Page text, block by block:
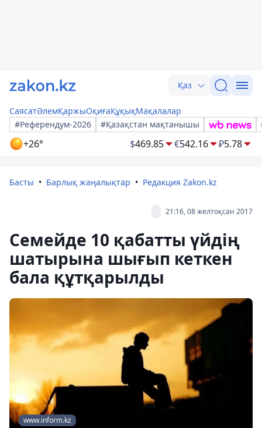
Қаз
СаясатӘлемҚаржыОқиғаҚұқықМақалалар
#Референдум-2026
#Қазақстан мақтанышы
+26° $469.85 €542.16 ₽5.78
Басты Барлық жаңалықтар Редакция Zakon.kz
21:16, 08 желтоқсан 2017
Семейде 10 қабатты үйдің
шатырына шығып кеткен
бала құтқарылды
www.inform.kz